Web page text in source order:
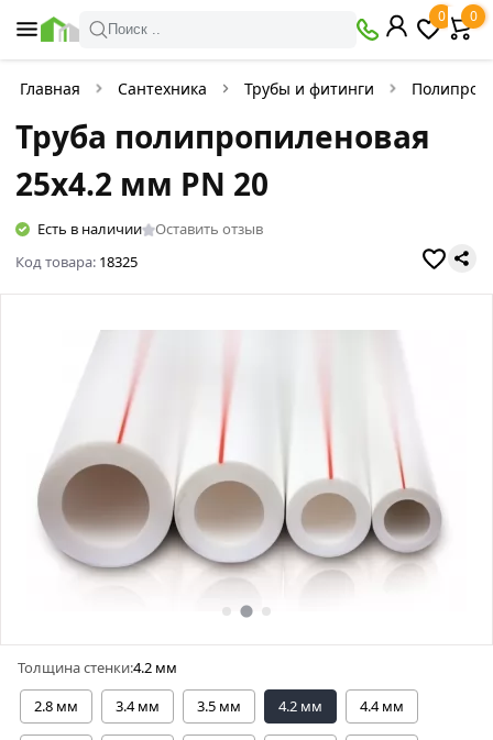
Поиск ..
0 0
Главная Сантехника Трубы и фитинги
Труба полипропиленовая
25х4.2 мм PN 20
Есть в наличии
Оставить отзыв
Код товара: 18325
Толщина стенки:4.2 мм
2.8 мм
3.4 мм 3.5 мм 4.2 мм 4.4 мм